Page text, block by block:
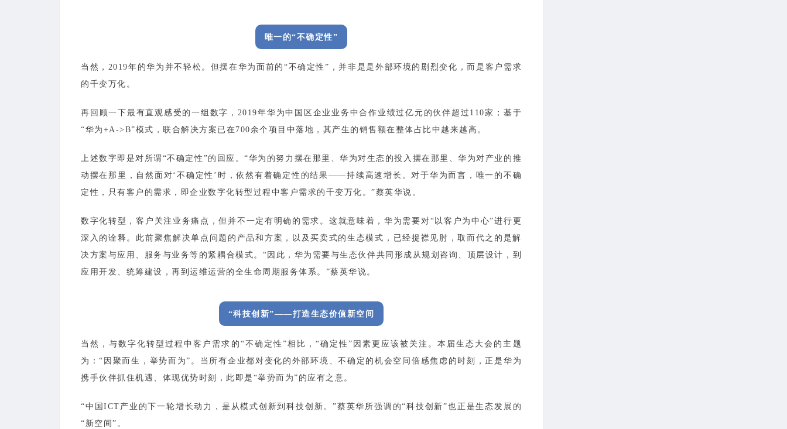
唯一的“不确定性”
当然，2019年的华为并不轻松。但摆在华为面前的“不确定性”，并非是是外部环境的剧烈变化，而是客户需求
的千变万化。
再回顾一下最有直观感受的一组数字，2019年华为中国区企业业务中合作业绩过亿元的伙伴超过110家；基于
“华为+A->B”模式，联合解决方案已在700余个项目中落地，其产生的销售额在整体占比中越来越高。
上述数字即是对所谓“不确定性”的回应。“华为的努力摆在那里、华为对生态的投入摆在那里、华为对产业的推
动摆在那里，自然面对‘不确定性’时，依然有着确定性的结果——持续高速增长。对于华为而言，唯一的不确
定性，只有客户的需求，即企业数字化转型过程中客户需求的千变万化。”蔡英华说。
数字化转型，客户关注业务痛点，但并不一定有明确的需求。这就意味着，华为需要对“以客户为中心”进行更
深入的诠释。此前聚焦解决单点问题的产品和方案，以及买卖式的生态模式，已经捉襟见肘，取而代之的是解
决方案与应用、服务与业务等的紧耦合模式。“因此，华为需要与生态伙伴共同形成从规划咨询、顶层设计，到
应用开发、统筹建设，再到运维运营的全生命周期服务体系。”蔡英华说。
“科技创新”——打造生态价值新空间
当然，与数字化转型过程中客户需求的“不确定性”相比，“确定性”因素更应该被关注。本届生态大会的主题
为：“因聚而生，举势而为”。当所有企业都对变化的外部环境、不确定的机会空间倍感焦虑的时刻，正是华为
携手伙伴抓住机遇、体现优势时刻，此即是“举势而为”的应有之意。
“中国ICT产业的下一轮增长动力，是从模式创新到科技创新。”蔡英华所强调的“科技创新”也正是生态发展的
“新空间”。